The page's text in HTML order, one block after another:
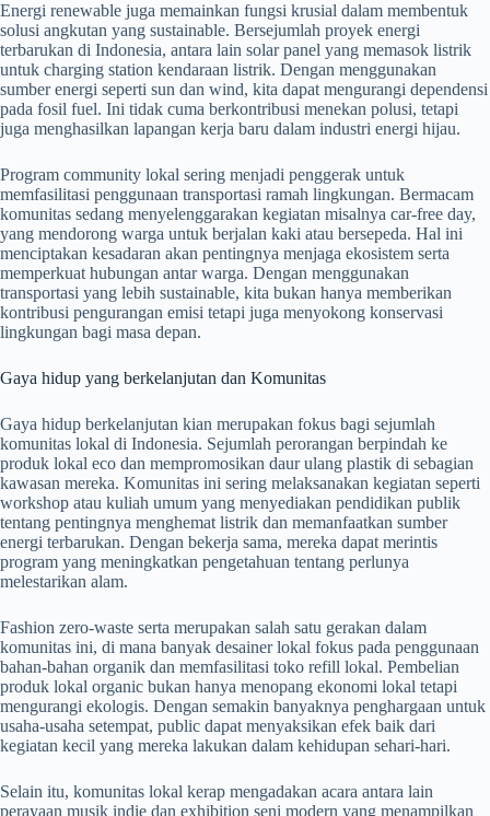
Energi renewable juga memainkan fungsi krusial dalam membentuk
solusi angkutan yang sustainable. Bersejumlah proyek energi
terbarukan di Indonesia, antara lain solar panel yang memasok listrik
untuk charging station kendaraan listrik. Dengan menggunakan
sumber energi seperti sun dan wind, kita dapat mengurangi dependensi
pada fosil fuel. Ini tidak cuma berkontribusi menekan polusi, tetapi
juga menghasilkan lapangan kerja baru dalam industri energi hijau.
Program community lokal sering menjadi penggerak untuk
memfasilitasi penggunaan transportasi ramah lingkungan. Bermacam
komunitas sedang menyelenggarakan kegiatan misalnya car-free day,
yang mendorong warga untuk berjalan kaki atau bersepeda. Hal ini
menciptakan kesadaran akan pentingnya menjaga ekosistem serta
memperkuat hubungan antar warga. Dengan menggunakan
transportasi yang lebih sustainable, kita bukan hanya memberikan
kontribusi pengurangan emisi tetapi juga menyokong konservasi
lingkungan bagi masa depan.
Gaya hidup yang berkelanjutan dan Komunitas
Gaya hidup berkelanjutan kian merupakan fokus bagi sejumlah
komunitas lokal di Indonesia. Sejumlah perorangan berpindah ke
produk lokal eco dan mempromosikan daur ulang plastik di sebagian
kawasan mereka. Komunitas ini sering melaksanakan kegiatan seperti
workshop atau kuliah umum yang menyediakan pendidikan publik
tentang pentingnya menghemat listrik dan memanfaatkan sumber
energi terbarukan. Dengan bekerja sama, mereka dapat merintis
program yang meningkatkan pengetahuan tentang perlunya
melestarikan alam.
Fashion zero-waste serta merupakan salah satu gerakan dalam
komunitas ini, di mana banyak desainer lokal fokus pada penggunaan
bahan-bahan organik dan memfasilitasi toko refill lokal. Pembelian
produk lokal organic bukan hanya menopang ekonomi lokal tetapi
mengurangi ekologis. Dengan semakin banyaknya penghargaan untuk
usaha-usaha setempat, public dapat menyaksikan efek baik dari
kegiatan kecil yang mereka lakukan dalam kehidupan sehari-hari.
Selain itu, komunitas lokal kerap mengadakan acara antara lain
perayaan musik indie dan exhibition seni modern yang menampilkan